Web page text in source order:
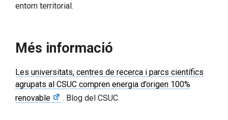
entorn territorial.
Més informació
Les universitats, centres de recerca i parcs científics
agrupats al CSUC compren energia d’origen 100%
renovable
. Blog del CSUC.